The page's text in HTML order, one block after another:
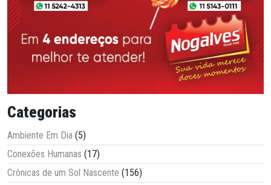
Categorias
Ambiente Em Dia (5)
Conexões Humanas (17)
Crônicas de um Sol Nascente (156)